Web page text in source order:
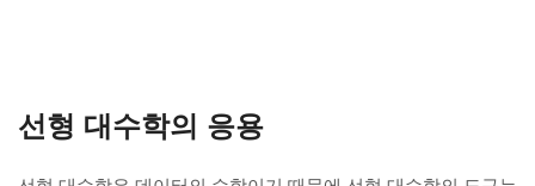
선형 대수학의 응용